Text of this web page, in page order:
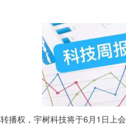
播权，宇树科技将于6月1日上会